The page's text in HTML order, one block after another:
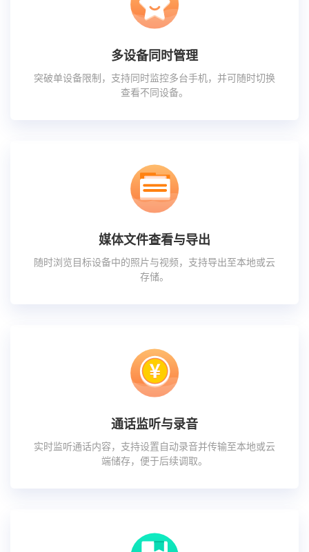
多设备同时管理
突破单设备限制，支持同时监控多台手机，并可随时切换
查看不同设备。
媒体文件查看与导出
随时浏览目标设备中的照片与视频，支持导出至本地或云
存储。
通话监听与录音
实时监听通话内容，支持设置自动录音并传输至本地或云
端储存，便于后续调取。